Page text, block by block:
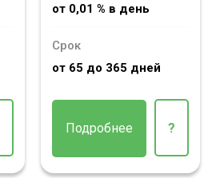
от 0,01 % в день
Срок
от 65 до 365 дней
Подробнее ?